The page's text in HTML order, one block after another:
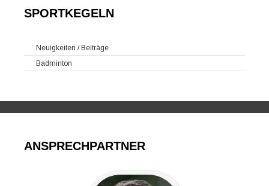
SPORTKEGELN
Neuigkeiten / Beiträge
Badminton
ANSPRECHPARTNER